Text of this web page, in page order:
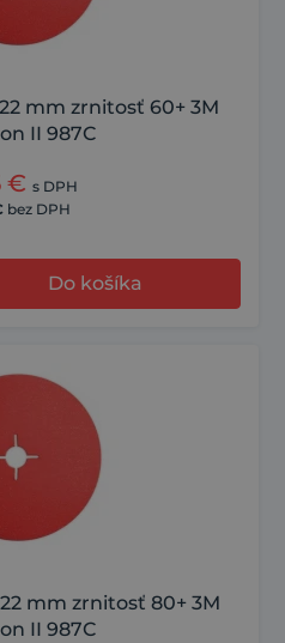
mm zrnitosť 60+ 3M
II 987C
€ s DPH
bez DPH
Do košíka
mm zrnitosť 80+ 3M
II 987C